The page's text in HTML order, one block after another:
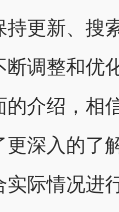
持更新、搜
断调整和优
的介绍，
更深入的了
实际情况进